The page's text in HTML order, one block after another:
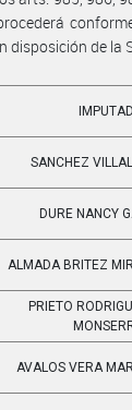
disposición de la
SANCHEZ
DURE NANCY
ALMADA BRITEZ
PRIETO
AVALOS VERA